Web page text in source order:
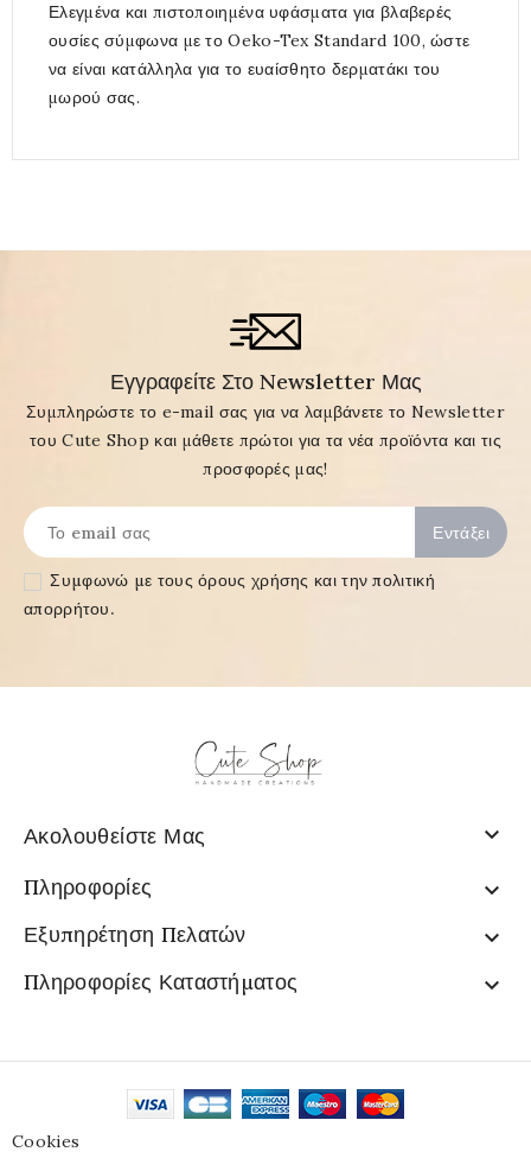
Ελεγμένα και πιστοποιημένα υφάσματα για βλαβερές
ουσίες σύμφωνα με το Oeko-Tex Standard 100, ώστε
να είναι κατάλληλα για το ευαίσθητο δερματάκι του
μωρού σας.
Εγγραφείτε Στο Newsletter Μας
Συμπληρώστε το e-mail σας για να λαμβάνετε το Newsletter
του Cute Shop και μάθετε πρώτοι για τα νέα προϊόντα και τις
προσφορές μας!
Συμφωνώ με τουςόρους χρήσης και την πολιτική
απορρήτου.
Ακολουθείστε Μας 
Πληροφορίες 
Εξυπηρέτηση Πελατών 
Πληροφορίες Καταστήματος 
Cookies